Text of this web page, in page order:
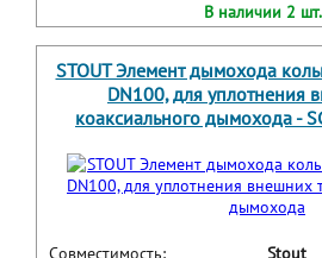
В наличии 2
STOUT Элемент дымохода
DN100, для уплотнения
коаксиального дымохода -
Совместимость:
Stout